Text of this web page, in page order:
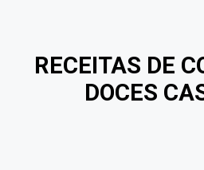
RECEITAS DE
DOCES